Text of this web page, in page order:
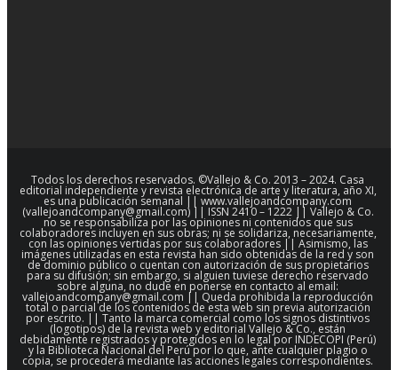
Todos los derechos reservados. ©Vallejo & Co. 2013 – 2024. Casa
editorial independiente y revista electrónica de arte y literatura, año XI,
es una publicación semanal || www.vallejoandcompany.com
(vallejoandcompany@gmail.com) || ISSN 2410 – 1222 || Vallejo & Co.
no se responsabiliza por las opiniones ni contenidos que sus
colaboradores incluyen en sus obras; ni se solidariza, necesariamente,
con las opiniones vertidas por sus colaboradores || Asimismo, las
imágenes utilizadas en esta revista han sido obtenidas de la red y son
de dominio público o cuentan con autorización de sus propietarios
para su difusión; sin embargo, si alguien tuviese derecho reservado
sobre alguna, no dude en ponerse en contacto al email:
vallejoandcompany@gmail.com || Queda prohibida la reproducción
total o parcial de los contenidos de esta web sin previa autorización
por escrito. || Tanto la marca comercial como los signos distintivos
(logotipos) de la revista web y editorial Vallejo & Co., están
debidamente registrados y protegidos en lo legal por INDECOPI (Perú)
y la Biblioteca Nacional del Perú por lo que, ante cualquier plagio o
copia, se procederá mediante las acciones legales correspondientes.